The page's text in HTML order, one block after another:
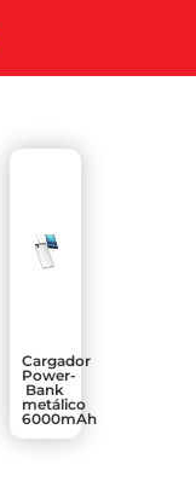
Cargador
Power-
Bank
metálico
6000mAh